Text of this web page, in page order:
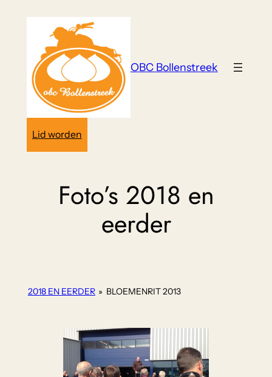
OBC Bollenstreek
Lid worden
Foto’s 2018 en
eerder
2018 EN EERDER » BLOEMENRIT 2013